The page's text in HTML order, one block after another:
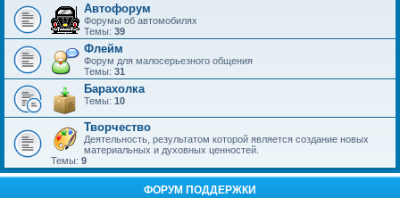
Автофорум
Форумы об автомобилях
Темы: 39
Флейм
Форум для малосерьезного общения
Темы: 31
Барахолка
Темы: 10
Творчество
Деятельность, результатом которой является создание новых
материальных и духовных ценностей.
Темы: 9
ФОРУМ ПОДДЕРЖКИ